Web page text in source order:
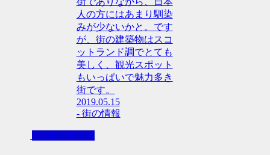
人の方にはあまり馴染
みが少ないかと。です
が、街の建築物はスコ
ットランド調でとても
美しく、観光スポット
もいっぱいで魅力多き
街です。
2019.05.15
- 街の情報
Yoshiの 愛読書